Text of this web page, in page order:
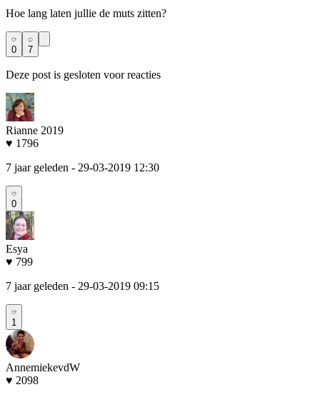
Hoe lang laten jullie de muts zitten?
0 7
Deze post is gesloten voor reacties
Rianne 2019
♥ 1796
7 jaar geleden - 29-03-2019 12:30
0
Esya
♥ 799
7 jaar geleden - 29-03-2019 09:15
1
AnnemiekevdW
♥ 2098